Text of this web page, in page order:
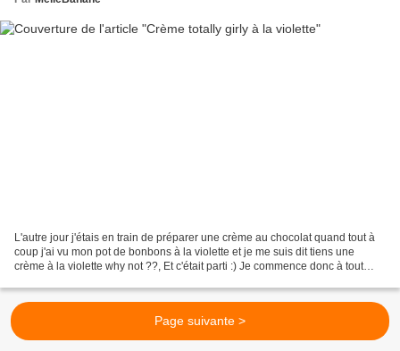
L'autre jour j'étais en train de préparer une crème au chocolat quand tout à
coup j'ai vu mon pot de bonbons à la violette et je me suis dit tiens une
crème à la violette why not ??, Et c'était parti :) Je commence donc à tout
Page suivante >